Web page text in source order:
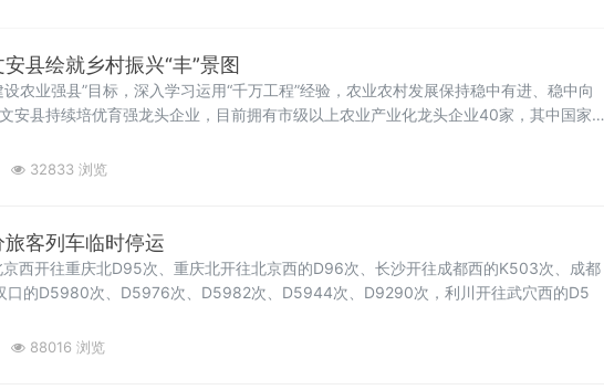
县绘就乡村振兴“丰”景图
农业强县”目标，深入学习运用“千万工程”经验，农业农村发展保持稳中有进、稳中向
安县持续培优育强龙头企业，目前拥有市级以上农业产业化龙头企业40家，其中国家级
32833 浏览
客列车临时停运
西开往重庆北D95次、重庆北开往北京西的D96次、长沙开往成都西的K503次、成都
口的D5980次、D5976次、D5982次、D5944次、D9290次，利川开往武穴西的D5
88016 浏览